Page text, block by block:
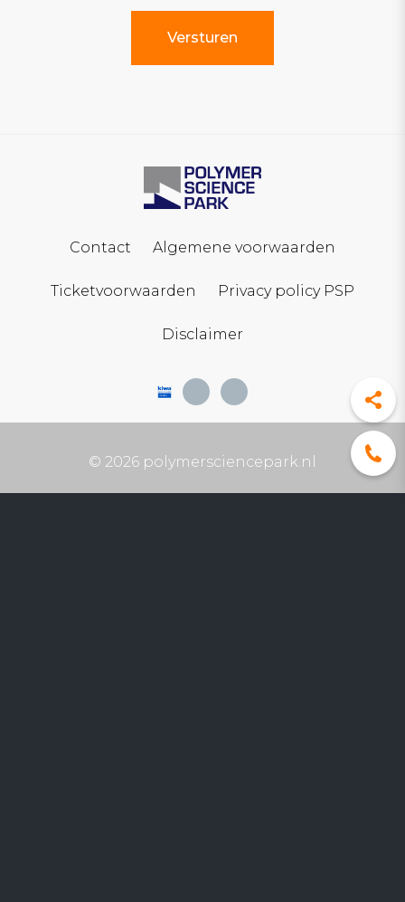
Contact Algemene voorwaarden
Ticketvoorwaarden Privacy policy PSP
Disclaimer
© 2026 polymersciencepark.nl